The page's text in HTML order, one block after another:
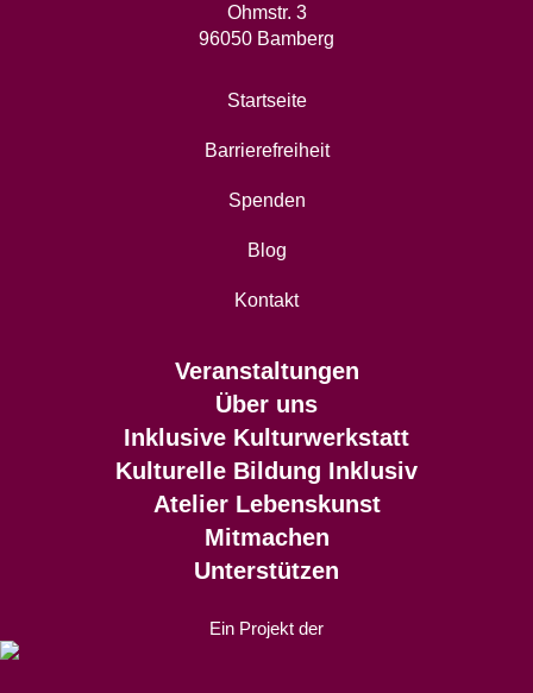
Ohmstr. 3
96050 Bamberg
Startseite
Barrierefreiheit
Spenden
Blog
Kontakt
Veranstaltungen
Über uns
Inklusive Kulturwerkstatt
Kulturelle Bildung Inklusiv
Atelier Lebenskunst
Mitmachen
Unterstützen
Ein Projekt der